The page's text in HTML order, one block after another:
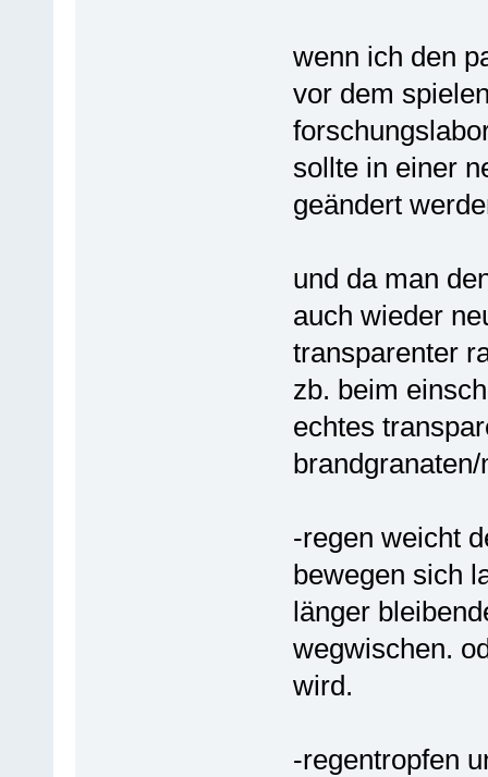
wenn ich den
vor dem
sollte in einer
geändert
und da man
auch wieder
transparenter
zb. beim
echtes
-regen weicht
bewegen sich
länger
wegwischen.
wird.
-regentropfen